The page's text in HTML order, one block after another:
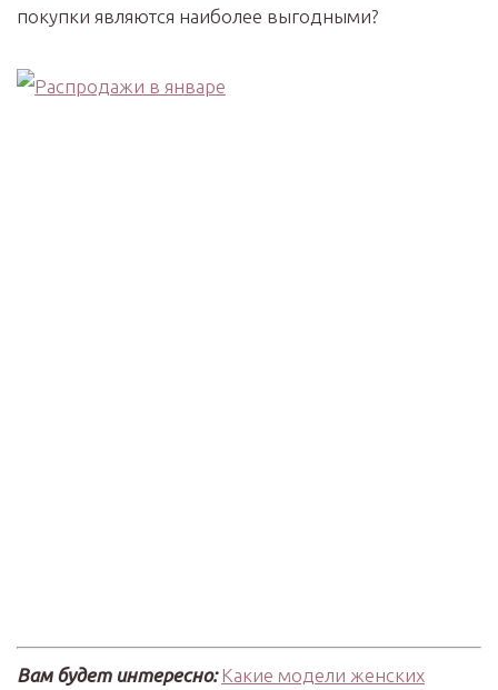
покупки являются наиболее выгодными?
Вам будет интересно: Какие модели женских